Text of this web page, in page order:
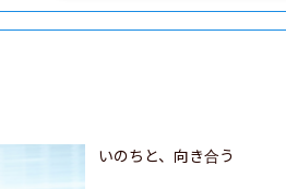
いのちと、向き合う